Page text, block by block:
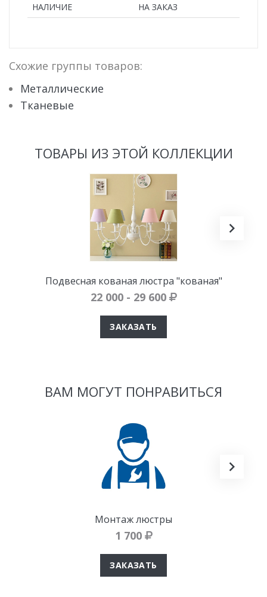
НАЛИЧИЕ НА ЗАКАЗ
Схожие группы товаров:
Металлические
Тканевые
ТОВАРЫ ИЗ ЭТОЙ КОЛЛЕКЦИИ
Подвесная кованая люстра "кованая"
22 000 - 29 600
ЗАКАЗАТЬ
ВАМ МОГУТ ПОНРАВИТЬСЯ
Монтаж люстры
1 700
ЗАКАЗАТЬ